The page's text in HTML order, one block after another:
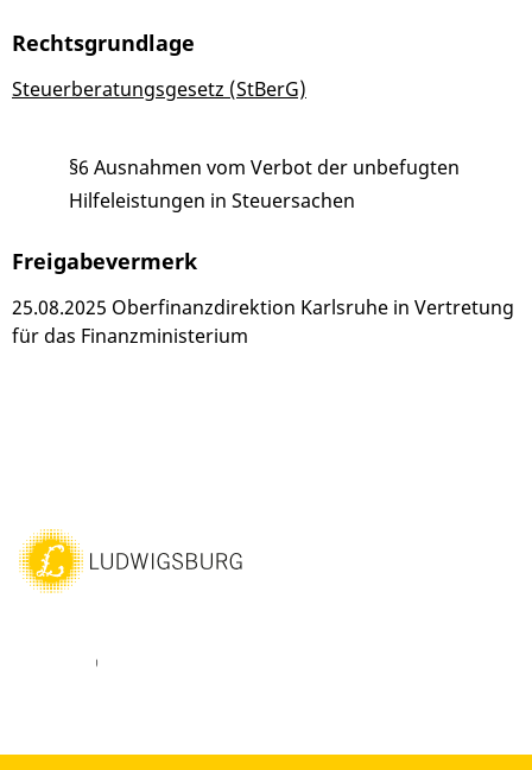
Rechtsgrundlage
Steuerberatungsgesetz (StBerG)
§6 Ausnahmen vom Verbot der unbefugten
Hilfeleistungen in Steuersachen
Freigabevermerk
25.08.2025 Oberfinanzdirektion Karlsruhe in Vertretung
für das Finanzministerium
Youtube